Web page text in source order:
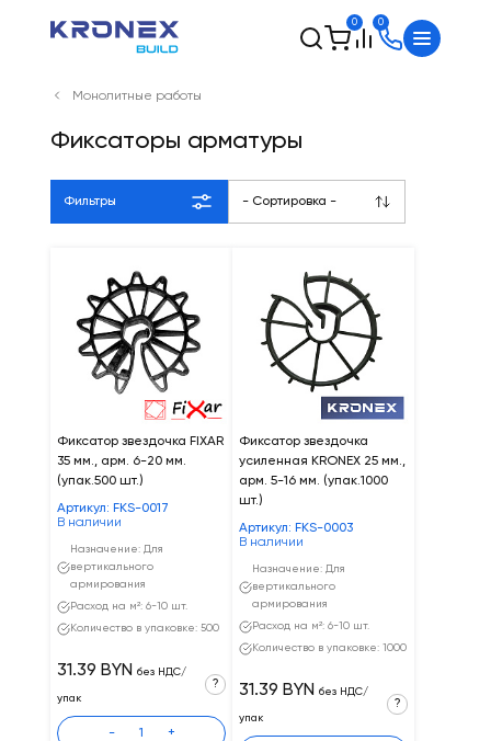
0 0
Монолитные работы
Фиксаторы арматуры
Фильтры - Сортировка -
Фиксатор звездочка FIXAR
35 мм., арм. 6-20 мм.
(упак.500 шт.)
Артикул: FKS-0017
В наличии
Назначение: Для
вертикального
армирования
Расход на м²: 6-10 шт.
Количество в упаковке: 500
31.39 BYN без НДС/
упак
?
- +
Фиксатор звездочка
усиленная KRONEX 25 мм.,
арм. 5-16 мм. (упак.1000
шт.)
Артикул: FKS-0003
В наличии
Назначение: Для
вертикального
армирования
Расход на м²: 6-10 шт.
Количество в упаковке: 1000
31.39 BYN без НДС/
упак
?